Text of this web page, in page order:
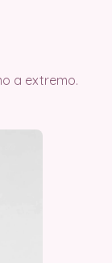
a extremo.